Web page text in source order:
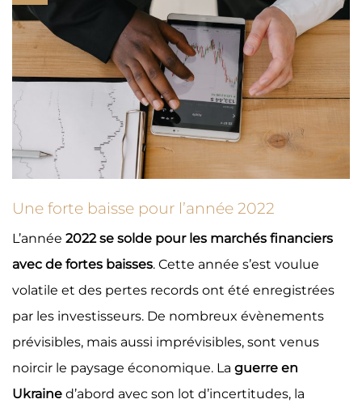
Une forte baisse pour l’année 2022
L’année 2022 se solde pour les marchés financiers
avec de fortes baisses. Cette année s’est voulue
volatile et des pertes records ont été enregistrées
par les investisseurs. De nombreux évènements
prévisibles, mais aussi imprévisibles, sont venus
noircir le paysage économique. La guerre en
Ukraine d’abord avec son lot d’incertitudes, la